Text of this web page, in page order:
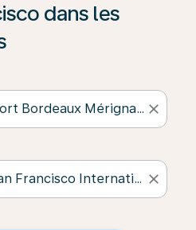
dans les
close
close